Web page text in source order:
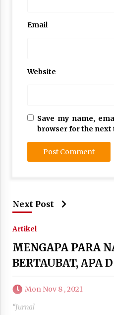
Email
Website
Save my name,
browser for the next
Next Post
Artikel
MENGAPA PARA
BERTAUBAT, APA
Mon Nov 8 , 2021
“Jurnal